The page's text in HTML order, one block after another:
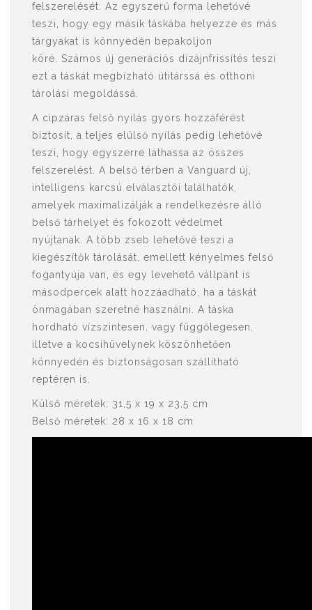
felszerelését. Az egyszerű forma lehetővé
teszi, hogy egy másik táskába helyezze és más
tárgyakat is könnyedén bepakoljon
köré. Számos új generációs dizájnfrissítés teszi
ezt a táskát megbízható útitárssá és otthoni
tárolási megoldássá.
A cipzáras felső nyílás gyors hozzáférést
biztosít, a teljes elülső nyílás pedig lehetővé
teszi, hogy egyszerre láthassa az összes
felszerelést. A belső térben a Vanguard új,
intelligens karcsú elválasztói találhatók,
amelyek maximalizálják a rendelkezésre álló
belső tárhelyet és fokozott védelmet
nyújtanak. A több zseb lehetővé teszi a
kiegészítők tárolását, emellett kényelmes felső
fogantyúja van, és egy levehető vállpánt is
másodpercek alatt hozzáadható, ha a táskát
önmagában szeretné használni. A táska
hordható vízszintesen, vagy függőlegesen,
illetve a kocsihüvelynek köszönhetően
könnyedén és biztonságosan szállítható
reptéren is.
Külső méretek: 31,5 x 19 x 23,5 cm
Belső méretek: 28 x 16 x 18 cm